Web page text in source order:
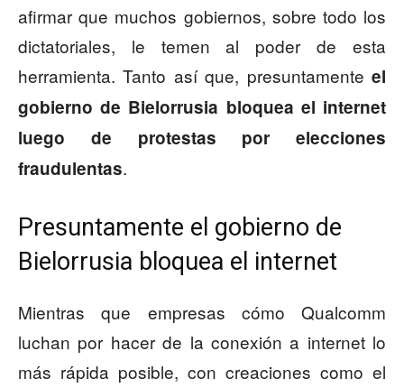
afirmar que muchos gobiernos, sobre todo los
dictatoriales, le temen al poder de esta
herramienta. Tanto así que, presuntamente el
gobierno de Bielorrusia bloquea el internet
luego de protestas por elecciones
fraudulentas.
Presuntamente el gobierno de
Bielorrusia bloquea el internet
Mientras que empresas cómo Qualcomm
luchan por hacer de la conexión a internet lo
más rápida posible, con creaciones como el